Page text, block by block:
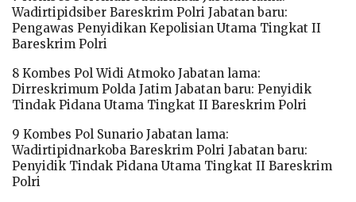
Wadirtipidsiber Bareskrim Polri Jabatan baru:
Pengawas Penyidikan Kepolisian Utama Tingkat II
Bareskrim Polri
8 Kombes Pol Widi Atmoko Jabatan lama:
Dirreskrimum Polda Jatim Jabatan baru: Penyidik
Tindak Pidana Utama Tingkat II Bareskrim Polri
9 Kombes Pol Sunario Jabatan lama:
Wadirtipidnarkoba Bareskrim Polri Jabatan baru:
Penyidik Tindak Pidana Utama Tingkat II Bareskrim
Polri